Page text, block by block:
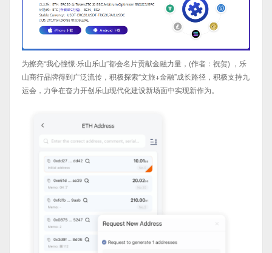
为擦亮“我心憧憬·乐山乐山”都会名片贡献金融力量，(作者：祝贺) ，乐
山商行品牌得到广泛流传，积极探索“文旅+金融”成长路径，积极支持九
运会，力争在奋力开创乐山现代化建设新场面中实现新作为。